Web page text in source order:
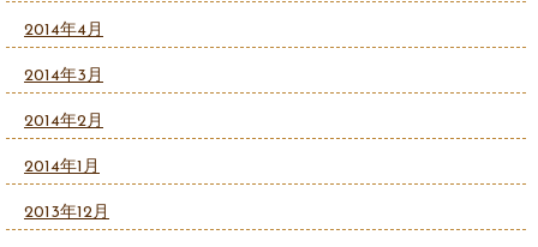
2014年4月
2014年3月
2014年2月
2014年1月
2013年12月